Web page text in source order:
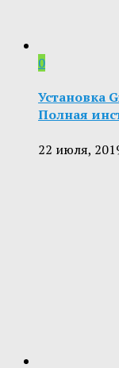
0
Установка
Полная
22 июля,